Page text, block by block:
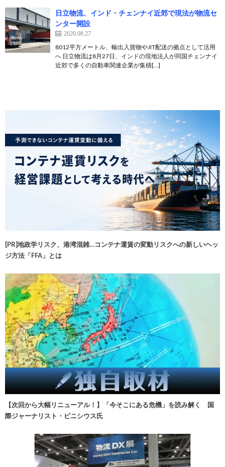
日立物流、インド・チェンナイ近郊で現法が物流セ
ンター開設
2020.08.27
8012平方メートル、輸出入貨物やJIT配送の拠点として活用
へ 日立物流は8月27日、インドの現地法人が同国チェンナイ
近郊で多くの自動車関連企業が集積[…]
[PR]地政学リスク、港湾混雑…コンテナ運賃の変動リスクへの新しいヘッ
ジ方法「FFA」とは
【次回から大幅リニューアル！】「今そこにある危機」を読み解く 国
際ジャーナリスト・ビニシウス氏